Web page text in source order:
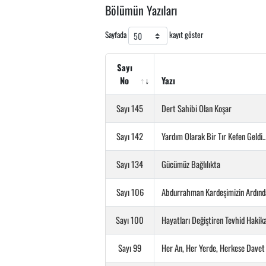
Bölümün Yazıları
Sayfada kayıt göster
Sayı
No
Yazı
Sayı 145 Dert Sahibi Olan Koşar
Sayı 142 Yardım Olarak Bir Tır Kefen
Sayı 134 Gücümüz Bağlılıkta
Sayı 106 Abdurrahman Kardeşimizin
Sayı 100 Hayatları Değiştiren Tevhid
Sayı 99 Her An, Her Yerde, Herkese Davet